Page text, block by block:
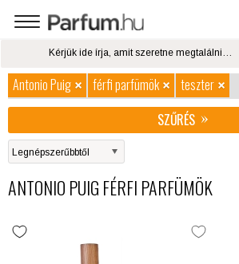
Antonio Puig férfi parfümök
teszter
SZŰRÉS
ANTONIO PUIG FÉRFI PARFÜMÖK